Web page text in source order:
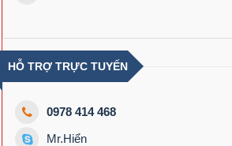
HỖ TRỢ TRỰC TUYẾN
0978 414 468
Mr.Hiển